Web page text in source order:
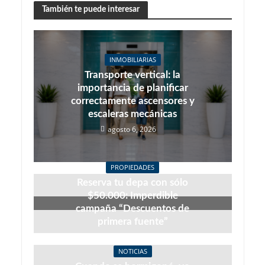
También te puede interesar
INMOBILIARIAS
Transporte vertical: la
importancia de planificar
correctamente ascensores y
escaleras mecánicas
agosto 6, 2026
PROPIEDADES
Reserva tu depa con sólo
$50.000: Imperdible
campaña “Descuentos de
primera fuente”
NOTICIAS